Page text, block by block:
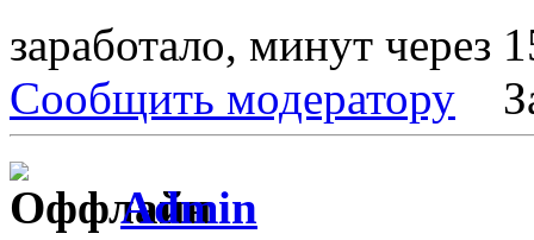
заработало, минут через
Сообщить модератору
Admin